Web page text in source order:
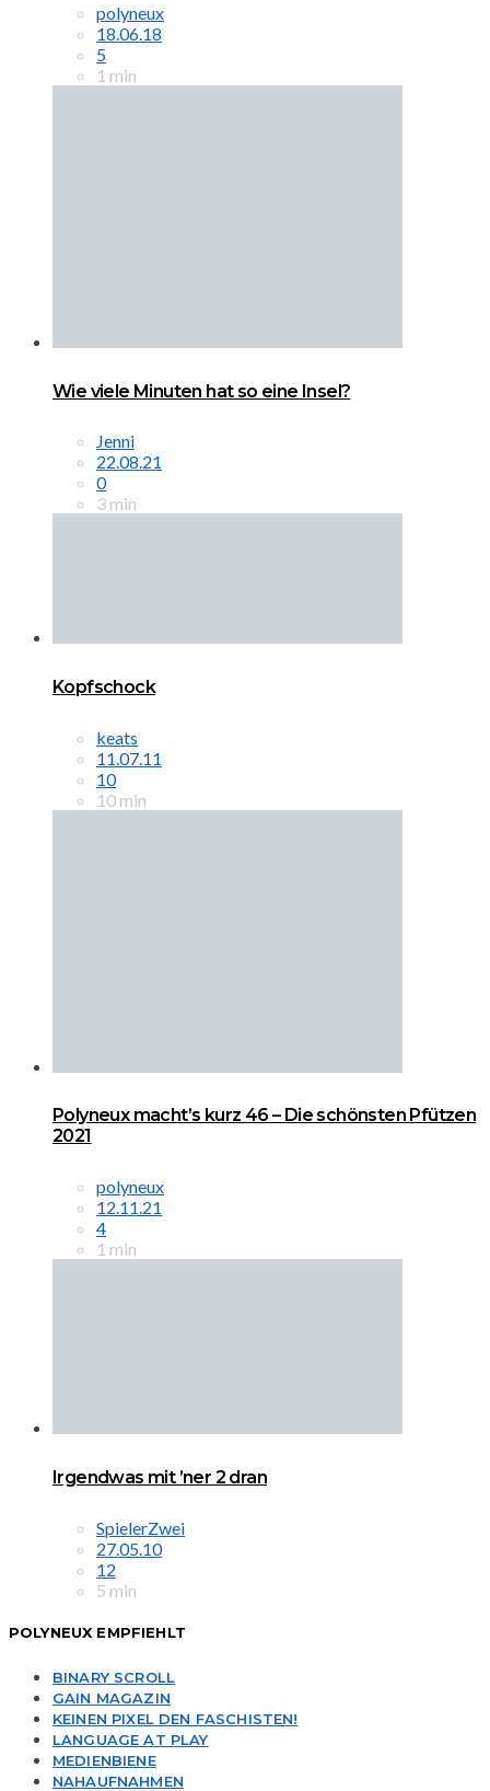
polyneux
18.06.18
5
1 min
Wie viele Minuten hat so eine Insel?
Jenni
22.08.21
0
3 min
Kopfschock
keats
11.07.11
10
10 min
Polyneux macht’s kurz 46 – Die schönsten Pfützen
2021
polyneux
12.11.21
4
1 min
Irgendwas mit ’ner 2 dran
SpielerZwei
27.05.10
12
5 min
POLYNEUX EMPFIEHLT
BINARY SCROLL
GAIN MAGAZIN
KEINEN PIXEL DEN FASCHISTEN!
LANGUAGE AT PLAY
MEDIENBIENE
NAHAUFNAHMEN